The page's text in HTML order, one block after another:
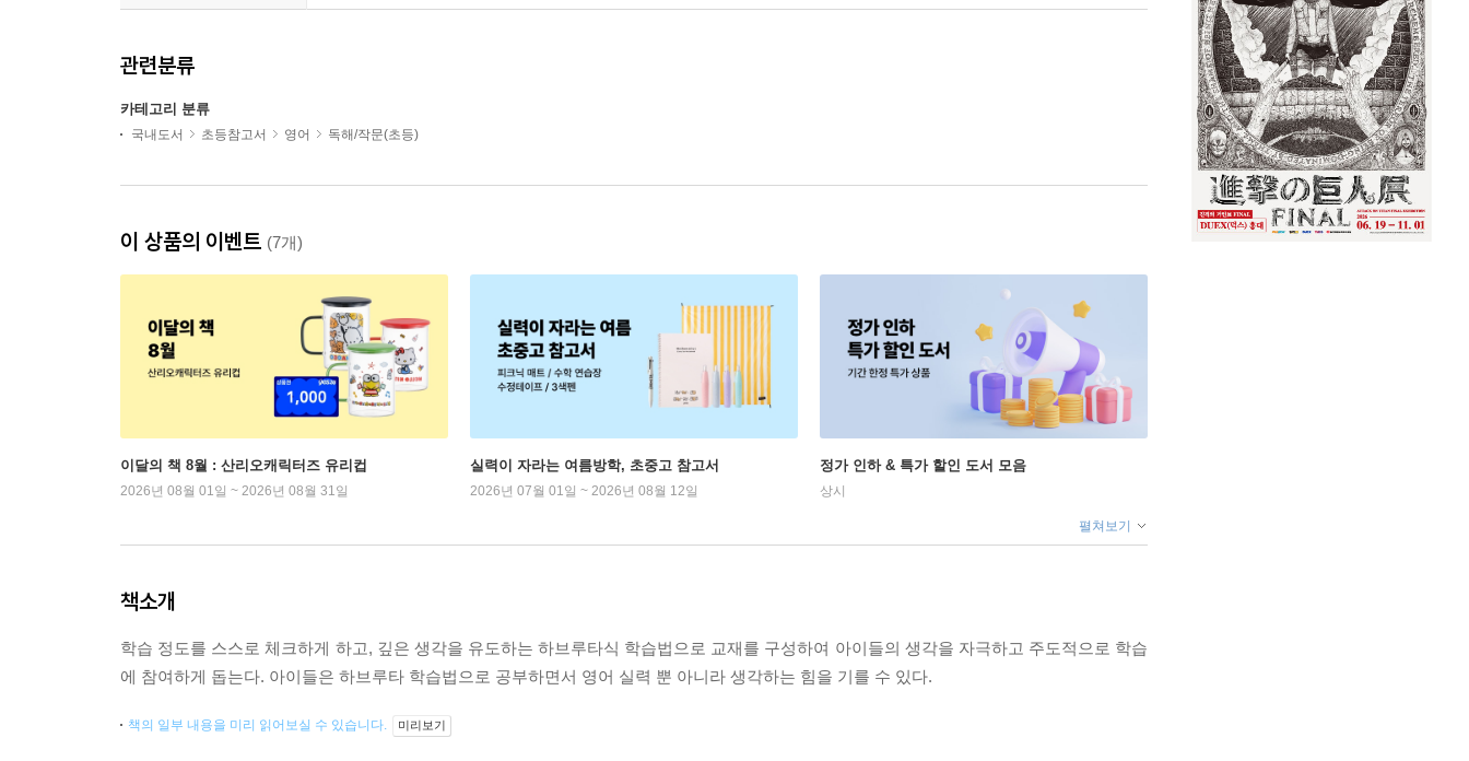
관련분류
카테고리 분류
국내도서 초등참고서 영어 독해/작문(초등)
이 상품의 이벤트 (7개)
이달의 책 8월 : 산리오캐릭터즈 유리컵
2026년 08월 01일 ~ 2026년 08월 31일
실력이 자라는 여름방학, 초중고 참고서
2026년 07월 01일 ~ 2026년 08월 12일
정가 인하 & 특가 할인 도서 모음
상시
펼쳐보기
책소개
학습 정도를 스스로 체크하게 하고, 깊은 생각을 유도하는 하브루타식 학습법으로 교재를 구성하여 아이들의 생각을 자극하고 주도적으로 학습
에 참여하게 돕는다. 아이들은 하브루타 학습법으로 공부하면서 영어 실력 뿐 아니라 생각하는 힘을 기를 수 있다.
책의 일부 내용을 미리 읽어보실 수 있습니다. 미리보기